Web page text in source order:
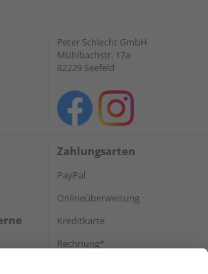
Peter Schlecht GmbH
Mühlbachstr. 17a
82229 Seefeld
Zahlungsarten
PayPal
Onlineüberweisung
Kreditkarte
Rechnung*